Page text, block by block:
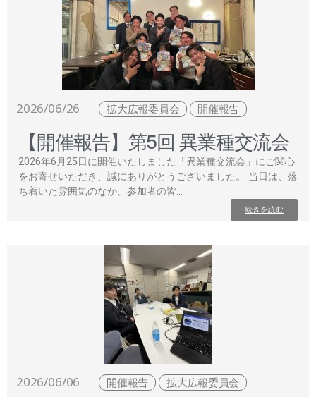
2026/06/26 拡大広報委員会 開催報告
【開催報告】第5回 異業種交流会
2026年6月25日に開催いたしました「異業種交流会」にご関心
をお寄せいただき、誠にありがとうございました。 当日は、落
ち着いた雰囲気のなか、参加者の皆…
続きを読む
2026/06/06 開催報告 拡大広報委員会